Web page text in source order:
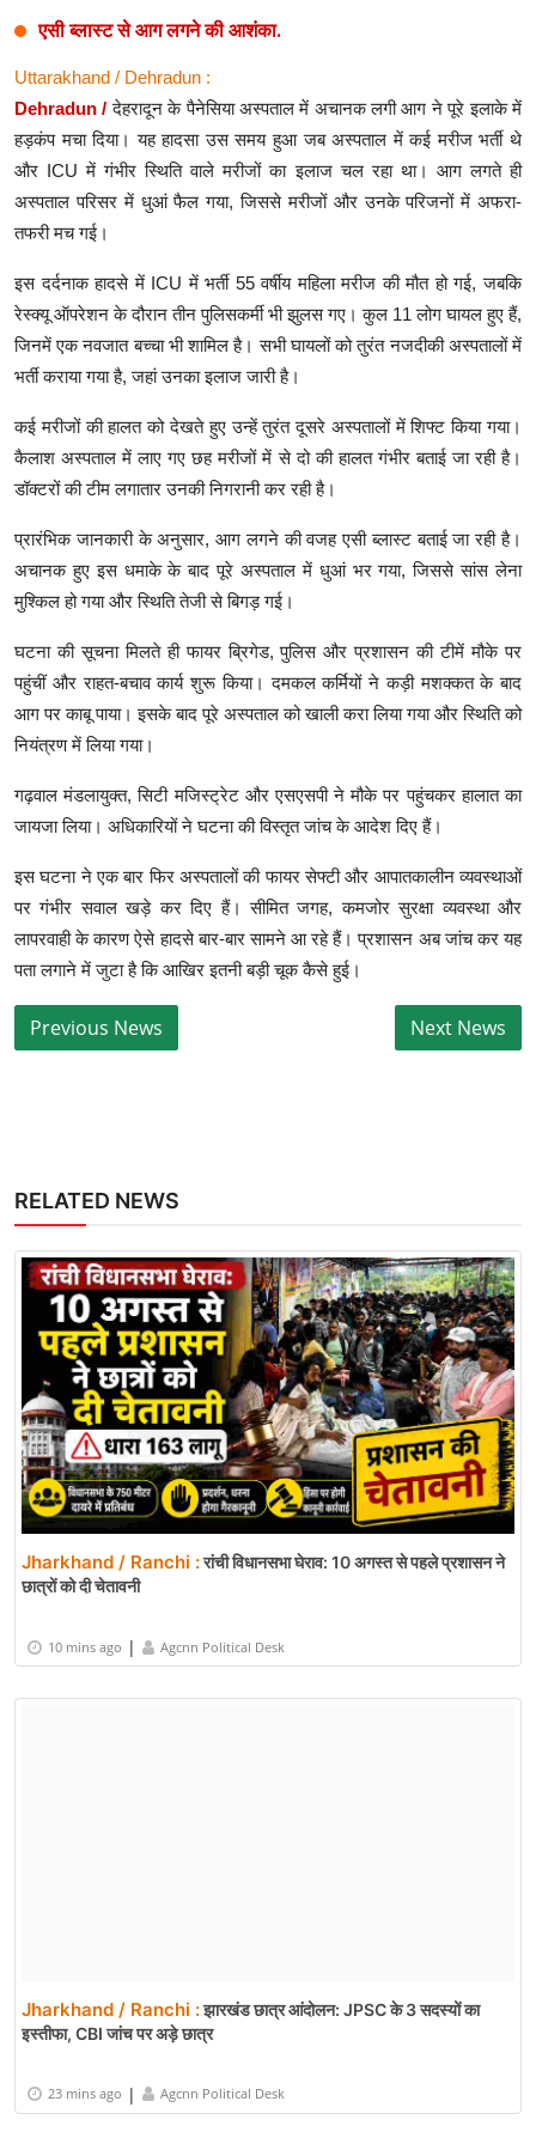
Lifestyle
Health
Development
Career
Tour & Travel
History Speaks
Contact Us
एसी ब्लास्ट से आग लगने की आशंका.
Uttarakhand / Dehradun :
Dehradun /देहरादून के पैनेसिया अस्पताल में अचानक लगी आग ने पूरे इलाके में
हड़कंप मचा दिया। यह हादसा उस समय हुआ जब अस्पताल में कई मरीज भर्ती थे
और ICU में गंभीर स्थिति वाले मरीजों का इलाज चल रहा था। आग लगते ही
अस्पताल परिसर में धुआं फैल गया, जिससे मरीजों और उनके परिजनों में अफरा-
तफरी मच गई।
इस दर्दनाक हादसे में ICU में भर्ती 55 वर्षीय महिला मरीज की मौत हो गई, जबकि
रेस्क्यू ऑपरेशन के दौरान तीन पुलिसकर्मी भी झुलस गए। कुल 11 लोग घायल हुए हैं,
जिनमें एक नवजात बच्चा भी शामिल है। सभी घायलों को तुरंत नजदीकी अस्पतालों में
भर्ती कराया गया है, जहां उनका इलाज जारी है।
कई मरीजों की हालत को देखते हुए उन्हें तुरंत दूसरे अस्पतालों में शिफ्ट किया गया।
कैलाश अस्पताल में लाए गए छह मरीजों में से दो की हालत गंभीर बताई जा रही है।
डॉक्टरों की टीम लगातार उनकी निगरानी कर रही है।
प्रारंभिक जानकारी के अनुसार, आग लगने की वजह एसी ब्लास्ट बताई जा रही है।
अचानक हुए इस धमाके के बाद पूरे अस्पताल में धुआं भर गया, जिससे सांस लेना
मुश्किल हो गया और स्थिति तेजी से बिगड़ गई।
घटना की सूचना मिलते ही फायर ब्रिगेड, पुलिस और प्रशासन की टीमें मौके पर
पहुंचीं और राहत-बचाव कार्य शुरू किया। दमकल कर्मियों ने कड़ी मशक्कत के बाद
आग पर काबू पाया। इसके बाद पूरे अस्पताल को खाली करा लिया गया और स्थिति को
नियंत्रण में लिया गया।
गढ़वाल मंडलायुक्त, सिटी मजिस्ट्रेट और एसएसपी ने मौके पर पहुंचकर हालात का
जायजा लिया। अधिकारियों ने घटना की विस्तृत जांच के आदेश दिए हैं।
इस घटना ने एक बार फिर अस्पतालों की फायर सेफ्टी और आपातकालीन व्यवस्थाओं
पर गंभीर सवाल खड़े कर दिए हैं। सीमित जगह, कमजोर सुरक्षा व्यवस्था और
लापरवाही के कारण ऐसे हादसे बार-बार सामने आ रहे हैं। प्रशासन अब जांच कर यह
पता लगाने में जुटा है कि आखिर इतनी बड़ी चूक कैसे हुई।
RELATED NEWS
Jharkhand / Ranchi :रांची विधानसभा घेराव: 10 अगस्त से पहले प्रशासन ने
छात्रों को दी चेतावनी
10 mins ago | Agcnn Political Desk
Jharkhand / Ranchi :झारखंड छात्र आंदोलन: JPSC के 3 सदस्यों का
इस्तीफा, CBI जांच पर अड़े छात्र
23 mins ago | Agcnn Political Desk